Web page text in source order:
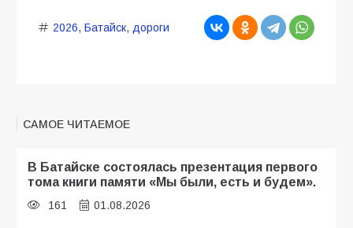
2026, Батайск, дороги
САМОЕ ЧИТАЕМОЕ
В Батайске состоялась презентация первого
тома книги памяти «Мы были, есть и будем».
161 01.08.2026